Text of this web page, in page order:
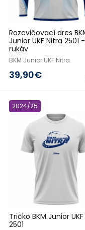
Rozcvičovací dres
Junior UKF Nitra 2501
rukáv
BKM Junior UKF Nitra
39,90€
2024/25
Tričko BKM Junior
2501